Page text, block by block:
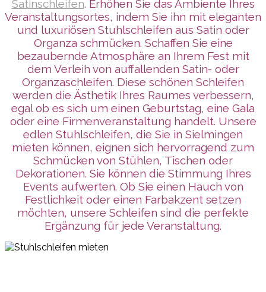
Satinschleifen. Erhöhen Sie das Ambiente Ihres
Veranstaltungsortes, indem Sie ihn mit eleganten
und luxuriösen Stuhlschleifen aus Satin oder
Organza schmücken. Schaffen Sie eine
bezaubernde Atmosphäre an Ihrem Fest mit
dem Verleih von auffallenden Satin- oder
Organzaschleifen. Diese schönen Schleifen
werden die Ästhetik Ihres Raumes verbessern,
egal ob es sich um einen Geburtstag, eine Gala
oder eine Firmenveranstaltung handelt. Unsere
edlen Stuhlschleifen, die Sie in Sielmingen
mieten können, eignen sich hervorragend zum
Schmücken von Stühlen, Tischen oder
Dekorationen. Sie können die Stimmung Ihres
Events aufwerten. Ob Sie einen Hauch von
Festlichkeit oder einen Farbakzent setzen
möchten, unsere Schleifen sind die perfekte
Ergänzung für jede Veranstaltung.